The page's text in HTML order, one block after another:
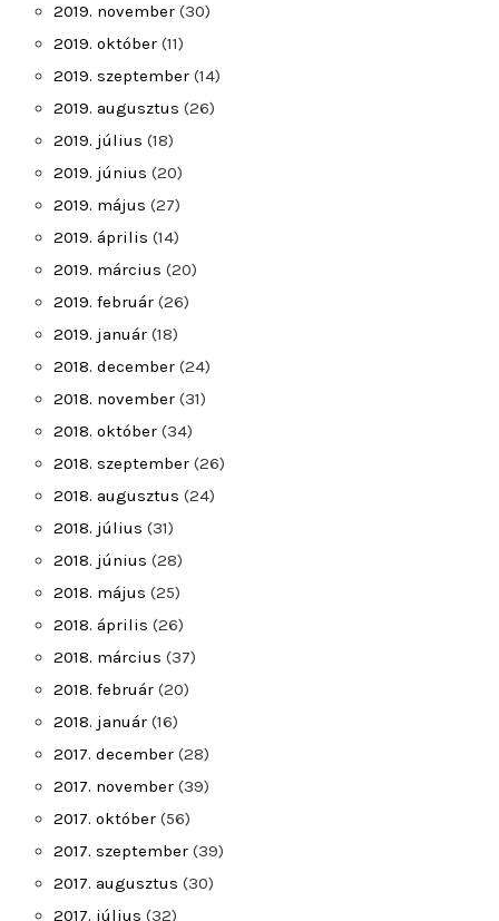
2019. november (30)
2019. október (11)
2019. szeptember (14)
2019. augusztus (26)
2019. július (18)
2019. június (20)
2019. május (27)
2019. április (14)
2019. március (20)
2019. február (26)
2019. január (18)
2018. december (24)
2018. november (31)
2018. október (34)
2018. szeptember (26)
2018. augusztus (24)
2018. július (31)
2018. június (28)
2018. május (25)
2018. április (26)
2018. március (37)
2018. február (20)
2018. január (16)
2017. december (28)
2017. november (39)
2017. október (56)
2017. szeptember (39)
2017. augusztus (30)
2017. július (32)